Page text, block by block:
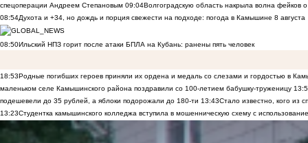
спецоперации Андреем Степановым 09:04Волгоградскую область накрыла волна фейков
08:54Духота и +34, но дождь и порция свежести на подходе: погода в Камышине 8 августа
08:50Ильский НПЗ горит после атаки БПЛА на Кубань: ранены пять человек
18:53Родные погибших героев приняли их ордена и медаль со слезами и гордостью в
маленьком селе Камышинского района поздравили со 100-летием бабушку-труженицу
подешевели до 35 рублей, а яблоки подорожали до 180-ти 13:43Стало известно, кого из
13:23Студентка камышинского колледжа вступила в мошенническую схему с